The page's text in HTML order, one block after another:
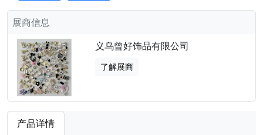
展商信息
义乌曾好饰品有限公司
了解展商
产品详情